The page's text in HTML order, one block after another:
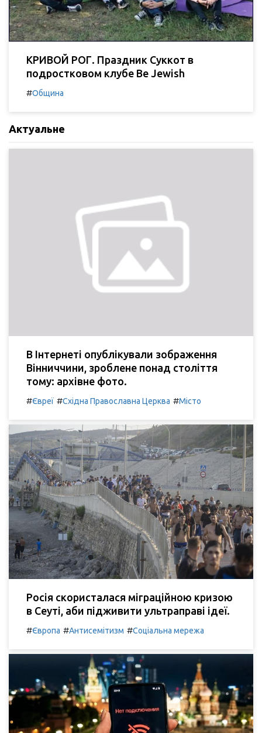
КРИВОЙ РОГ. Праздник Суккот в
подростковом клубе Be Jewish
#Община
Актуальне
В Інтернеті опублікували зображення
Вінниччини, зроблене понад століття
тому: архівне фото.
#Євреї #Східна Православна Церква #Місто
Росія скористалася міграційною кризою
в Сеуті, аби підживити ультраправі ідеї.
#Європа #Антисемітизм #Соціальна мережа